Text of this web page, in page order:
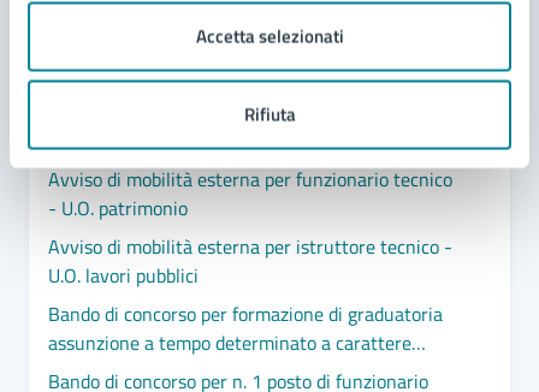
Accetta selezionati
Rifiuta
Contenuti correlati
Avviso di mobilità esterna per funzionario tecnico
- U.O. patrimonio
Avviso di mobilità esterna per istruttore tecnico -
U.O. lavori pubblici
Bando di concorso per formazione di graduatoria
assunzione a tempo determinato a carattere
stagionale di Istruttore di polizia locale
Bando di concorso per n. 1 posto di funzionario